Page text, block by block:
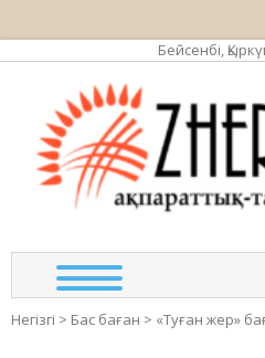
Бейсенбі,
Негізгі > Бас баған > «Туған жер»